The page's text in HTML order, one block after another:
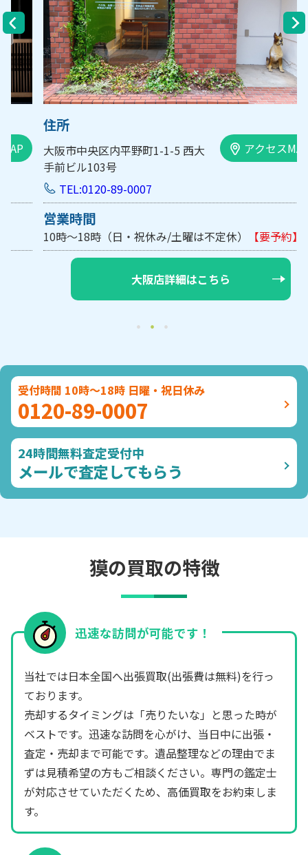
大阪市中央区内平野町1-1-5 西大
手前ビル103号
アクセスMAP
TEL:0120-89-0007
営業時間
10時～18時（日・祝休み/土曜は不定休）【要予約】
大阪店詳細はこちら
受付時間 10時～18時 日曜・祝日休み
0120-89-0007
24時間無料査定受付中
メールで査定してもらう
獏の買取の特徴
迅速な訪問が可能です！
当社では日本全国へ出張買取(出張費は無料)を行っ
ております。
売却するタイミングは「売りたいな」と思った時が
ベストです。迅速な訪問を心がけ、当日中に出張・
査定・売却まで可能です。遺品整理などの理由でま
ずは見積希望の方もご相談ください。専門の鑑定士
が対応させていただくため、高価買取をお約束しま
す。